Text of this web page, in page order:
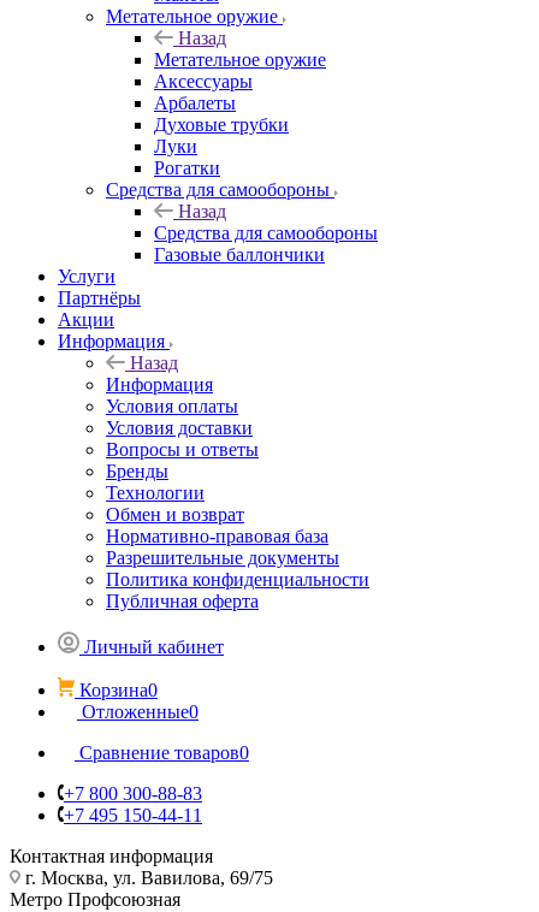
Метательное оружие
Назад
Метательное оружие
Аксессуары
Арбалеты
Духовые трубки
Луки
Рогатки
Средства для самообороны
Назад
Средства для самообороны
Газовые баллончики
Услуги
Партнёры
Акции
Информация
Назад
Информация
Условия оплаты
Условия доставки
Вопросы и ответы
Бренды
Технологии
Обмен и возврат
Нормативно-правовая база
Разрешительные документы
Политика конфиденциальности
Публичная оферта
Личный кабинет
Корзина0
Отложенные0
Сравнение товаров0
+7 800 300-88-83
+7 495 150-44-11
Контактная информация
г. Москва, ул. Вавилова, 69/75
Метро Профсоюзная